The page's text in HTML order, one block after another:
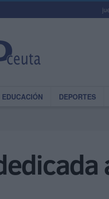
EDUCACIÓN DEPORTES